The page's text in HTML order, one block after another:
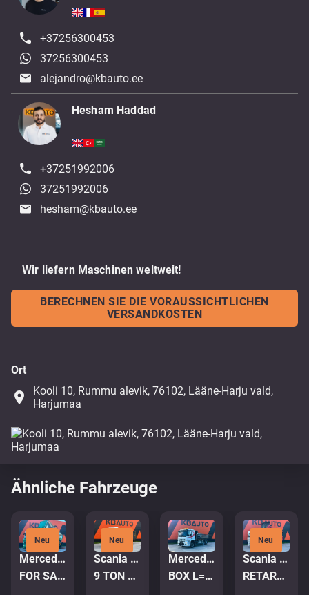
+37256300453
37256300453
alejandro@kbauto.ee
Hesham Haddad
+37251992006
37251992006
hesham@kbauto.ee
Wir liefern Maschinen weltweit!
BERECHNEN SIE DIE VORAUSSICHTLICHEN
VERSANDKOSTEN
Ort
place
Kooli 10, Rummu alevik, 76102, Lääne-Harju vald,
Harjumaa
Ähnliche Fahrzeuge
Neu
Mercedes-Benz Actros 2658 6x4
FOR SALE AS CHASSIS / RETARDER / CHASSIS L=6600 mm
Neu
Scania P 500 6x2*4
9 TON FRONT AXLE / RETARDER
Mercedes-Benz Arocs 2836 6x2
BOX L=5592 mm
Neu
Scania R580 8x4
RETARDER / HYDRAULIC TAILGATE / TIPPER + EURO6